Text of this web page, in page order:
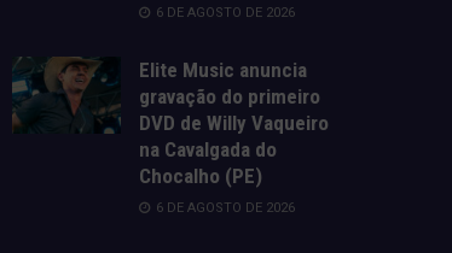
6 DE AGOSTO DE 2026
Elite Music anuncia
gravação do primeiro
DVD de Willy Vaqueiro
na Cavalgada do
Chocalho (PE)
6 DE AGOSTO DE 2026